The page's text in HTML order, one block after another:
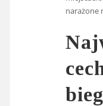
narażone